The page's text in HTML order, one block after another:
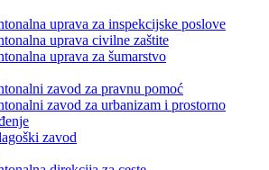
uprava za inspekcijske poslove
uprava civilne zaštite
uprava za šumarstvo
zavod za pravnu pomoć
zavod za urbanizam i prostorno
zavod